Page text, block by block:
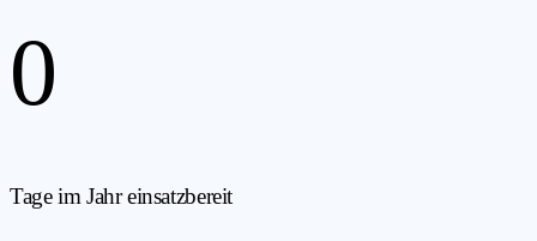
0
Tage im Jahr einsatzbereit